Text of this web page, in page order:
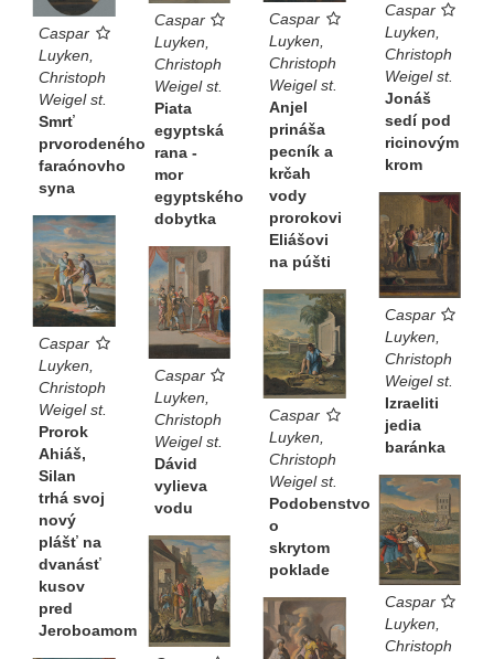
Caspar
Luyken,
Christoph
Weigel st.
Smrť
prvorodeného
faraónovho
syna
Caspar
Luyken,
Christoph
Weigel st.
Piata
egyptská
rana -
mor
egyptského
dobytka
Caspar
Luyken,
Christoph
Weigel st.
Anjel
prináša
pecník a
krčah
vody
prorokovi
Eliášovi
na púšti
Caspar
Luyken,
Christoph
Weigel st.
Jonáš
sedí pod
ricinovým
krom
Caspar
Luyken,
Christoph
Weigel st.
Izraeliti
jedia
baránka
Caspar
Luyken,
Christoph
Weigel st.
Prorok
Ahiáš,
Silan
trhá svoj
nový
plášť na
dvanásť
kusov
pred
Jeroboamom
Caspar
Luyken,
Christoph
Weigel st.
Dávid
vylieva
vodu
Caspar
Luyken,
Christoph
Weigel st.
Podobenstvo
o
skrytom
poklade
Caspar
Luyken,
Christoph